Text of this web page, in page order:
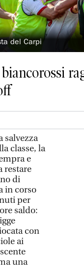
del Carpi
salvezza
classe, la
e
restare
di
in corso
per
saldo:
con
ai
una